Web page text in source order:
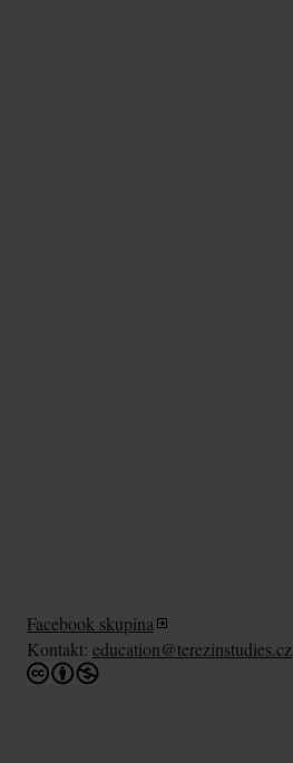
Facebook skupina
Kontakt: education@terezinstudies.cz